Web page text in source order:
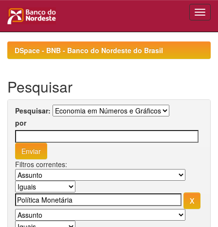
navigationDSpace - BNB - Banco do Nordeste do Brasil
Pesquisar
Pesquisar:
por
Filtros correntes: